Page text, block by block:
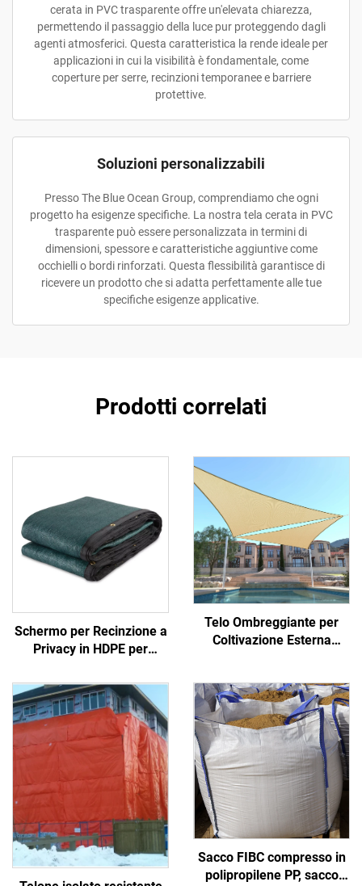
cerata in PVC trasparente offre un'elevata chiarezza,
permettendo il passaggio della luce pur proteggendo dagli
agenti atmosferici. Questa caratteristica la rende ideale per
applicazioni in cui la visibilità è fondamentale, come
coperture per serre, recinzioni temporanee e barriere
protettive.
Soluzioni personalizzabili
Presso The Blue Ocean Group, comprendiamo che ogni
progetto ha esigenze specifiche. La nostra tela cerata in PVC
trasparente può essere personalizzata in termini di
dimensioni, spessore e caratteristiche aggiuntive come
occhielli o bordi rinforzati. Questa flessibilità garantisce di
ricevere un prodotto che si adatta perfettamente alle tue
specifiche esigenze applicative.
Prodotti correlati
Schermo per Recinzione a
Privacy in HDPE per
Cantiere - Recinzione
Esterna Durevole, Grigliato
e Cancelli
Telo Ombreggiante per
Coltivazione Esterna
Sacco FIBC compresso in
polipropilene PP, sacco